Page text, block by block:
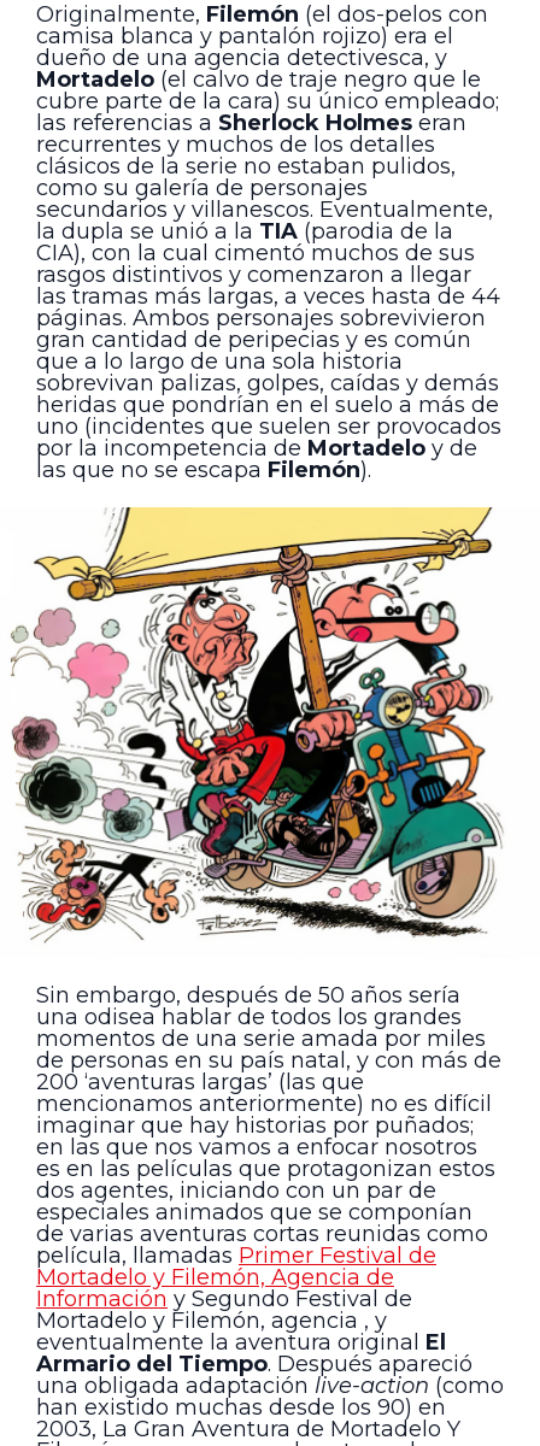
Originalmente, Filemón (el dos-pelos con
camisa blanca y pantalón rojizo) era el
dueño de una agencia detectivesca, y
Mortadelo (el calvo de traje negro que le
cubre parte de la cara) su único empleado;
las referencias a Sherlock Holmes eran
recurrentes y muchos de los detalles
clásicos de la serie no estaban pulidos,
como su galería de personajes
secundarios y villanescos. Eventualmente,
la dupla se unió a la TIA (parodia de la
CIA), con la cual cimentó muchos de sus
rasgos distintivos y comenzaron a llegar
las tramas más largas, a veces hasta de 44
páginas. Ambos personajes sobrevivieron
gran cantidad de peripecias y es común
que a lo largo de una sola historia
sobrevivan palizas, golpes, caídas y demás
heridas que pondrían en el suelo a más de
uno (incidentes que suelen ser provocados
por la incompetencia de Mortadelo y de
las que no se escapa Filemón).
Sin embargo, después de 50 años sería
una odisea hablar de todos los grandes
momentos de una serie amada por miles
de personas en su país natal, y con más de
200 ‘aventuras largas’ (las que
mencionamos anteriormente) no es difícil
imaginar que hay historias por puñados;
en las que nos vamos a enfocar nosotros
es en las películas que protagonizan estos
dos agentes, iniciando con un par de
especiales animados que se componían
de varias aventuras cortas reunidas como
película, llamadas Primer Festival de
Mortadelo y Filemón, Agencia de
Información y Segundo Festival de
Mortadelo y Filemón, agencia , y
eventualmente la aventura original El
Armario del Tiempo. Después apareció
una obligada adaptación live-action (como
han existido muchas desde los 90) en
2003, La Gran Aventura de Mortadelo Y